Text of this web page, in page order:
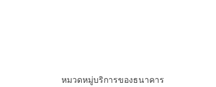
หมวดหมู่บริการของธนาคาร